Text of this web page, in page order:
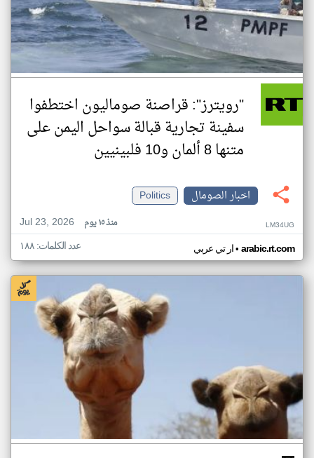
"رويترز": قراصنة صوماليون اختطفوا
سفينة تجارية قبالة سواحل اليمن على
متنها 8 ألمان و10 فلبينيين
اخبار الصومال
Politics
Jul 23, 2026
منذ ١٥ يوم LM34UG
ار تي عربي• arabic.rt.com عدد الكلمات: ١٨٨